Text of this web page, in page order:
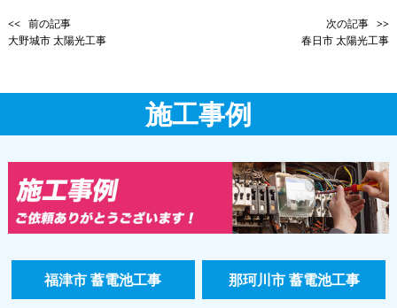
<< 前の記事
大野城市 太陽光工事
次の記事 >>
春日市 太陽光工事
施工事例
福津市 蓄電池工事
那珂川市 蓄電池工事